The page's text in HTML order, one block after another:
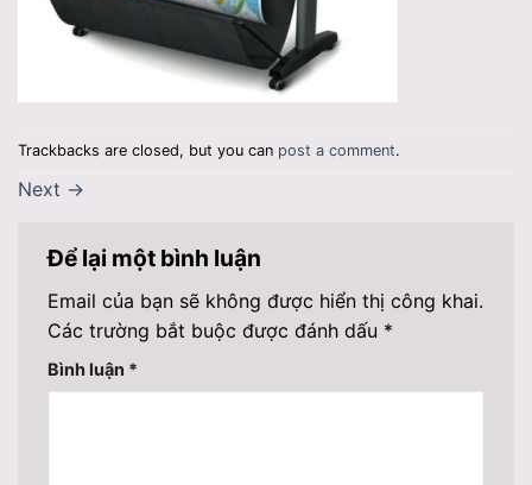
Trackbacks are closed, but you can post a comment.
Next →
Để lại một bình luận
Email của bạn sẽ không được hiển thị công khai.
Các trường bắt buộc được đánh dấu *
Bình luận *